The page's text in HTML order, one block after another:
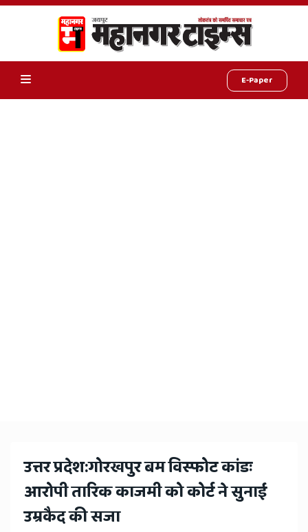
E-Paper
उत्तर प्रदेश:गोरखपुर बम विस्फोट कांडः
आरोपी तारिक काजमी को कोर्ट ने सुनाई
उम्रकैद की सजा